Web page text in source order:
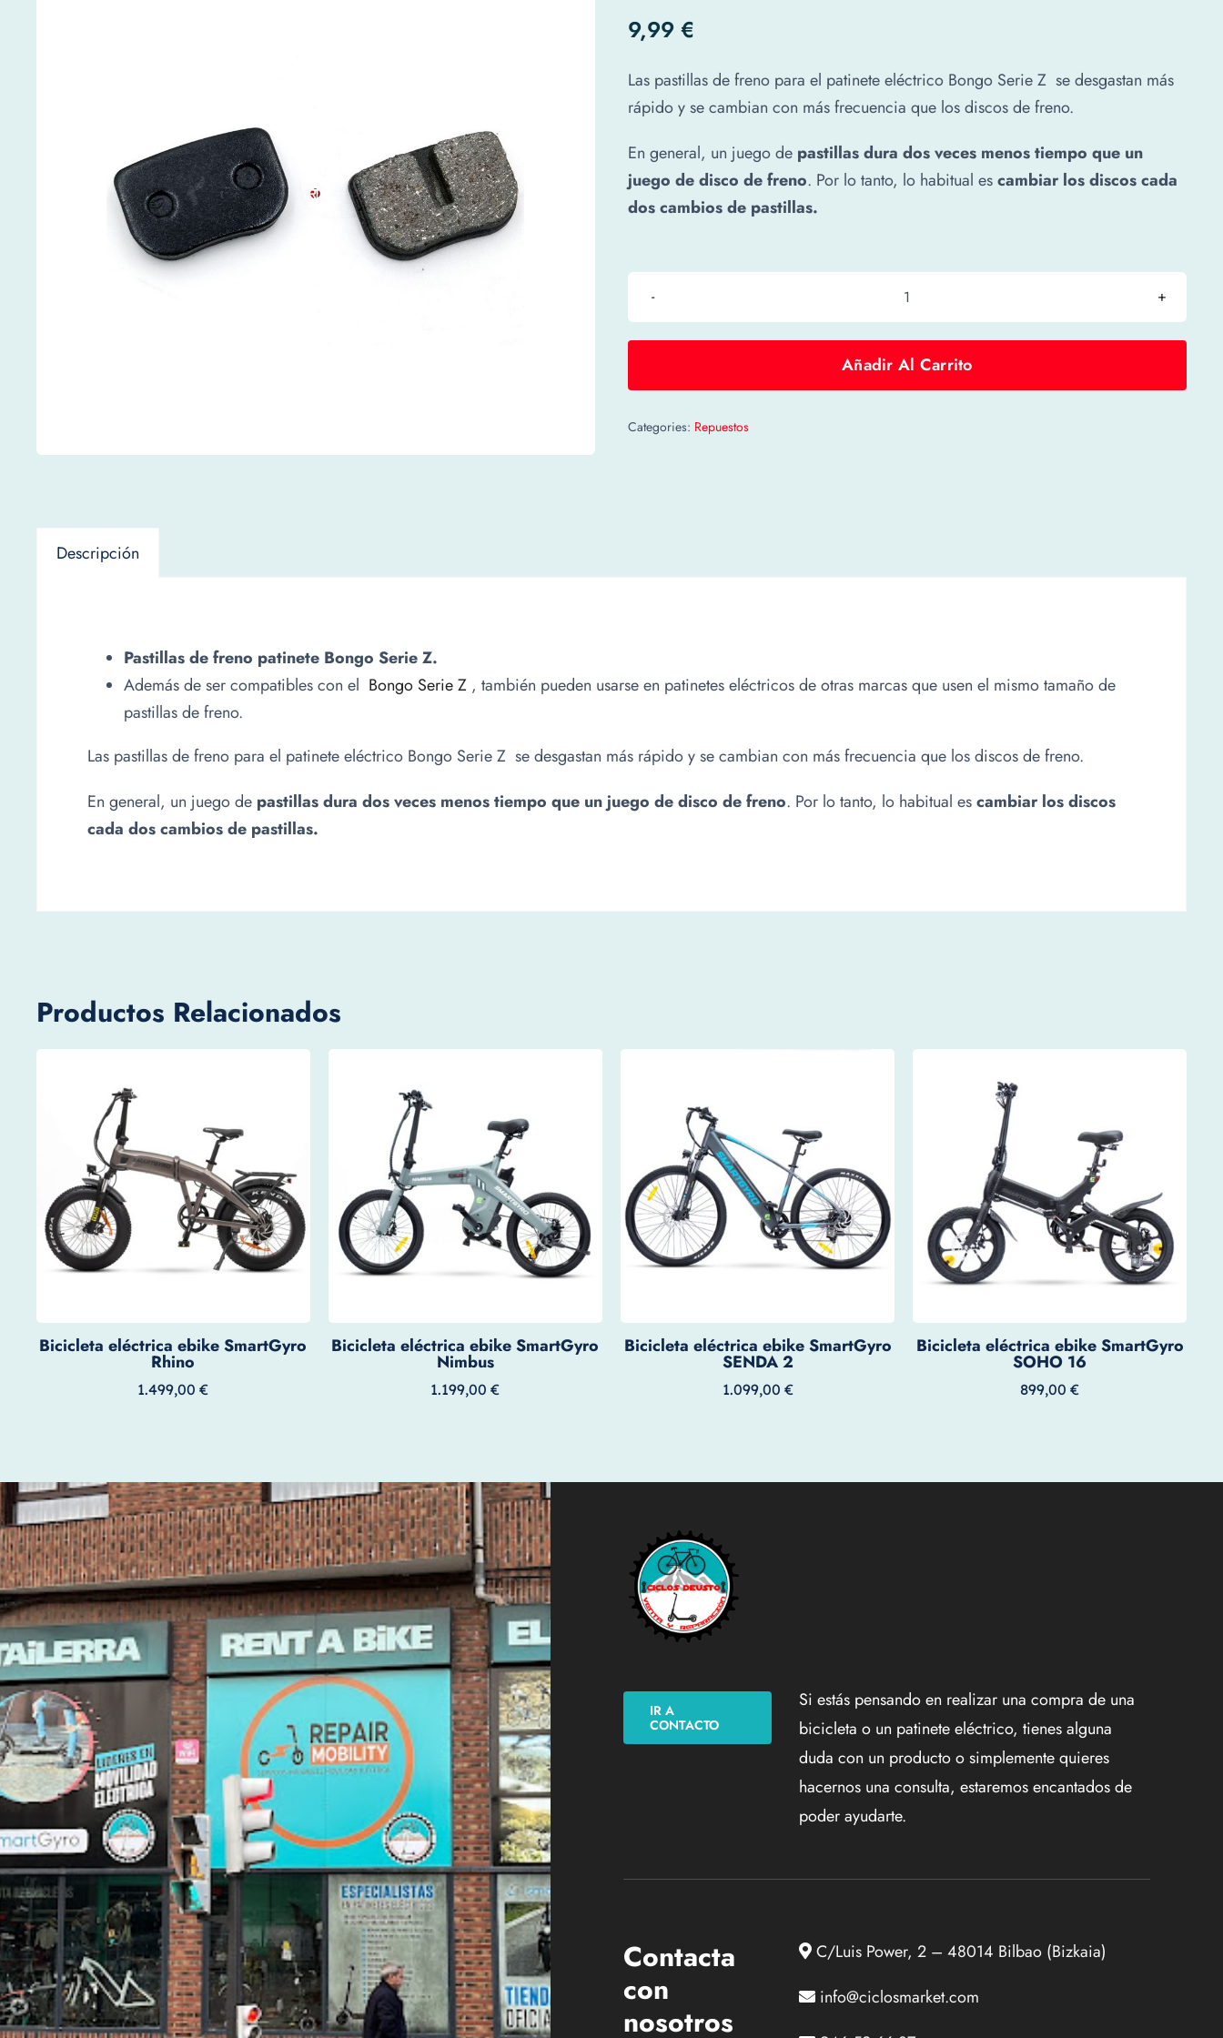
9,99 €
Las pastillas de freno para el patinete eléctrico Bongo Serie Z se desgastan más
rápido y se cambian con más frecuencia que los discos de freno.
En general, un juego de pastillas dura dos veces menos tiempo que un
juego de disco de freno. Por lo tanto, lo habitual escambiar los discos cada
dos cambios de pastillas.
Pastillas
Bongo
Añadir Al Carrito
Categories: Repuestos
Descripción
Pastillas de freno patinete Bongo Serie Z.
Además de ser compatibles con el Bongo Serie Z , también pueden usarse en patinetes eléctricos de otras marcas que usen el mismo tamaño de
pastillas de freno.
Las pastillas de freno para el patinete eléctrico Bongo Serie Z se desgastan más rápido y se cambian con más frecuencia que los discos de freno.
En general, un juego de pastillasdura dos veces menos tiempo que un juego de disco de freno. Por lo tanto, lo habitual escambiar los discos
cada dos cambios de pastillas.
Productos Relacionados
Bicicleta eléctrica ebike SmartGyro
Rhino
1.499,00€
Bicicleta eléctrica ebike SmartGyro
Nimbus
1.199,00€
Bicicleta eléctrica ebike SmartGyro
SENDA 2
1.099,00 €
Bicicleta eléctrica ebike SmartGyro
SOHO 16
899,00€
IR A
CONTACTO
Si estás pensando en realizar una compra de una
bicicleta o un patinete eléctrico, tienes alguna
duda con un producto o simplemente quieres
hacernos una consulta, estaremos encantados de
poder ayudarte.
Contacta
con
nosotros
C/Luis Power, 2 – 48014 Bilbao (Bizkaia)
info@ciclosmarket.com